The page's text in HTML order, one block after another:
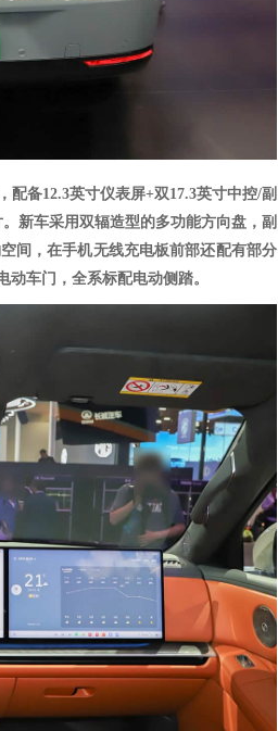
配备12.3英寸仪表屏+双17.3英寸中控/副
新车采用双辐造型的多功能方向盘，副
间，在手机无线充电板前部还配有部分
动车门，全系标配电动侧踏。